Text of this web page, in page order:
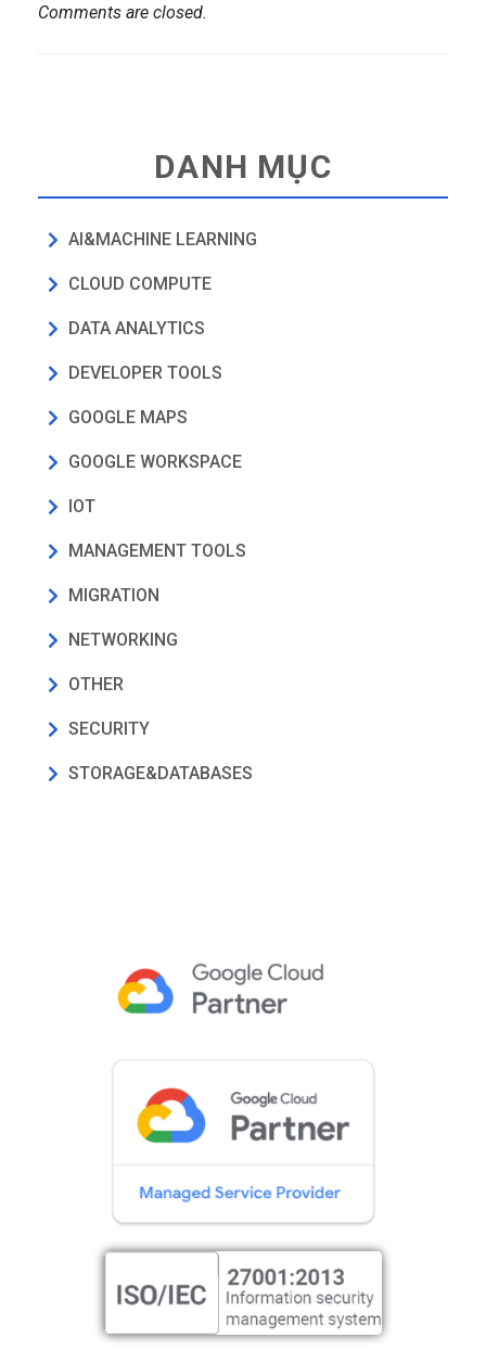
Comments are closed.
DANH MỤC
AI&MACHINE LEARNING
CLOUD COMPUTE
DATA ANALYTICS
DEVELOPER TOOLS
GOOGLE MAPS
GOOGLE WORKSPACE
IOT
MANAGEMENT TOOLS
MIGRATION
NETWORKING
OTHER
SECURITY
STORAGE&DATABASES